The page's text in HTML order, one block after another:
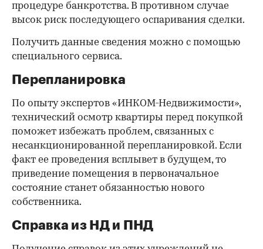
процедуре банкротства. В противном случае
высок риск последующего оспаривания сделки.
Получить данные сведения можно с помощью
специального сервиса.
Перепланировка
По опыту экспертов «ИНКОМ-Недвижимости»,
технический осмотр квартиры перед покупкой
поможет избежать проблем, связанных с
несанкционированной перепланировкой. Если
факт ее проведения всплывет в будущем, то
приведение помещения в первоначальное
состояние станет обязанностью нового
собственника.
Справка из НД и ПНД